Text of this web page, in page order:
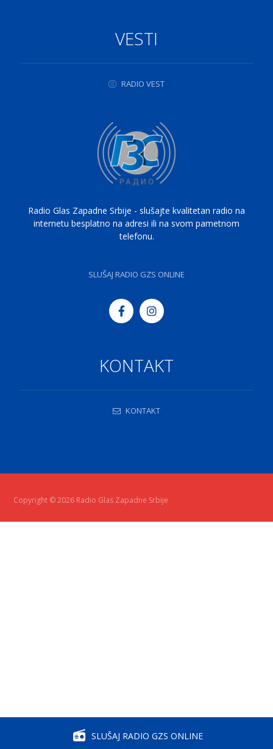
VESTI
RADIO VEST
Radio Glas Zapadne Srbije - slušajte kvalitetan radio na
internetu besplatno na adresi ili na svom pametnom
telefonu.
SLUŠAJ RADIO GZS ONLINE
KONTAKT
KONTAKT
Copyright © 2026 Radio Glas Zapadne Srbije
SLUŠAJ RADIO GZS ONLINE